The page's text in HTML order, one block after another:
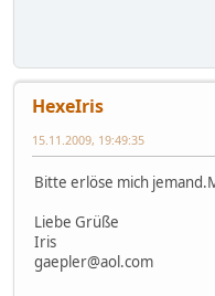
HexeIris
15.11.2009, 19:49:35
Bitte erlöse mich
Liebe Grüße
Iris
gaepler@aol.com